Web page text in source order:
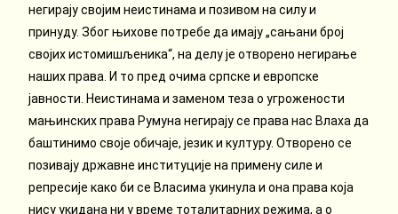
негирају својим неистинама и позивом на силу и
принуду. Због њихове потребе да имају „сањани број
својих истомишљеника“, на делу је отворено негирање
наших права. И то пред очима српске и европске
јавности. Неистинама и заменом теза о угрожености
мањинских права Румуна негирају се права нас Влаха да
баштинимо своје обичаје, језик и културу. Отворено се
позивају државне институције на примену силе и
репресије како би се Власима укинула и она права која
нису укидана ни у време тоталитарних режима, а о